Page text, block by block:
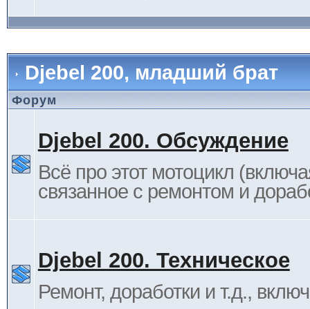
Djebel 200, младший брат
Форум
Djebel 200. Обсуждение
Всё про этот мотоцикл
связанное с ремонтом и
Djebel 200. Техническое
Ремонт, доработки и т.д.,